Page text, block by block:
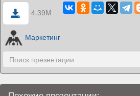
4.39M
Маркетинг